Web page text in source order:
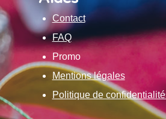
Contact
FAQ
Promo
Mentions légales
Politique de